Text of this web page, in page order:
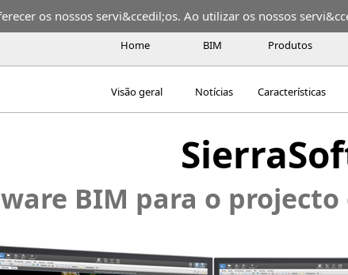
Home BIM Produtos
Visão geral Notícias Características
BIM para o
os nossos servi&ccedil;os. Ao utilizar os nossos